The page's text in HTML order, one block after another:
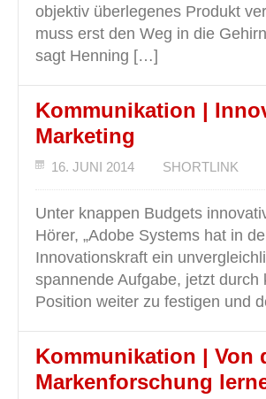
objektiv überlegenes Produkt
muss erst den Weg in die
sagt Henning […]
Kommunikation |
Marketing
16. JUNI 2014 SHORTLINK
Unter knappen Budgets
Hörer, „Adobe Systems hat in
Innovationskraft ein
spannende Aufgabe, jetzt
Position weiter zu festigen und
Kommunikation | Von
Markenforschung